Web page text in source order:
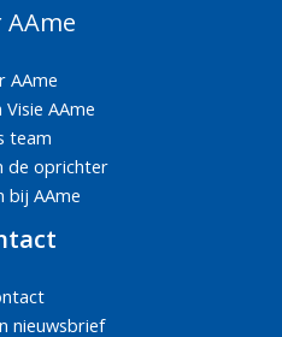
AAme
AAme
Visie AAme
team
de oprichter
bij AAme
nieuwsbrief